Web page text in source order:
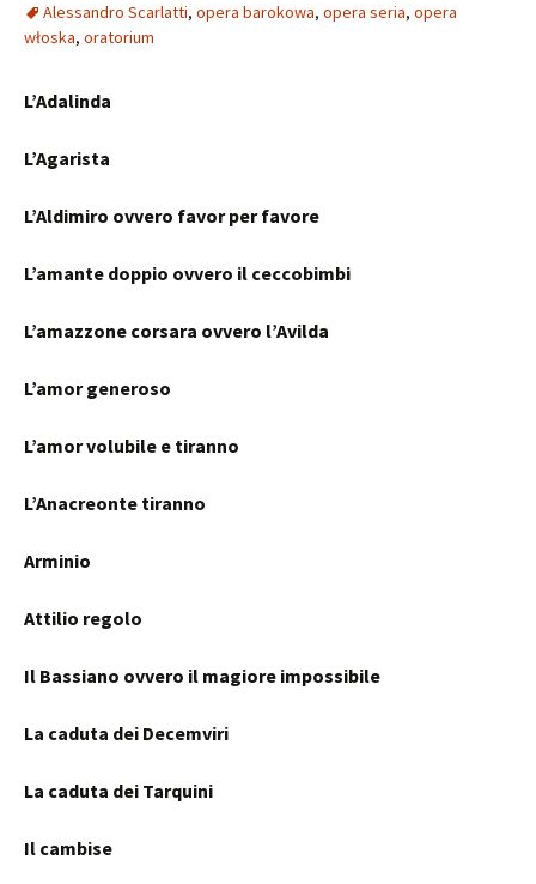
Alessandro Scarlatti, opera barokowa, opera seria, opera
włoska, oratorium
L’Adalinda
L’Agarista
L’Aldimiro ovvero favor per favore
L’amante doppio ovvero il ceccobimbi
L’amazzone corsara ovvero l’Avilda
L’amor generoso
L’amor volubile e tiranno
L’Anacreonte tiranno
Arminio
Attilio regolo
Il Bassiano ovvero il magiore impossibile
La caduta dei Decemviri
La caduta dei Tarquini
Il cambise